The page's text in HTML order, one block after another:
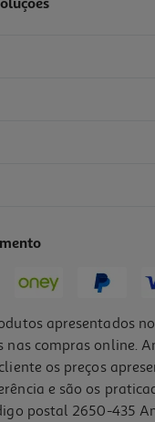
Vista Alegre Decorado
apresentados
nas compras online.
os preços
e são os
postal 2650-435